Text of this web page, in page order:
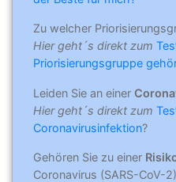
Zu welcher
Hier geht´s direkt zum
Priorisierungsgruppe
Leiden Sie an einer
Hier geht´s direkt zum
Coronavirusinfektion?
Gehören Sie zu einer
Coronavirus (SARS-CoV-